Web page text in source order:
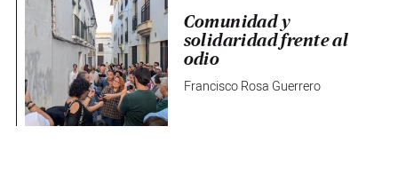
Comunidad y
solidaridad frente al
odio
Francisco Rosa Guerrero